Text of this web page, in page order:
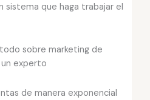
sistema que haga trabajar el
sobre marketing de
experto
de manera exponencial